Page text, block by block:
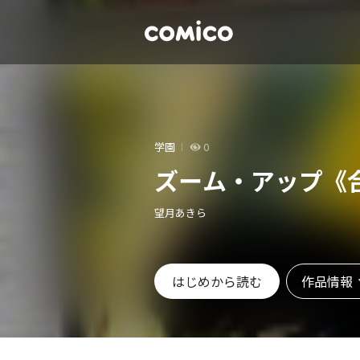
学園 0
ズーム・アップ《
望月あきら
はじめから読む 作品情報